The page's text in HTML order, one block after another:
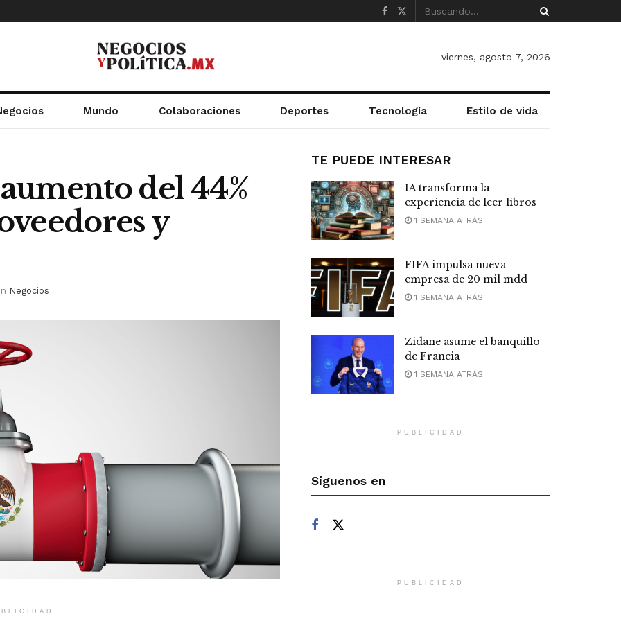
viernes, agosto 7, 2026
Mundo Colaboraciones Deportes Tecnología Estilo de vida
del 44%
y
Negocios
TE PUEDE INTERESAR
IA transforma la
experiencia de leer libros
1 SEMANA ATRÁS
FIFA impulsa nueva
empresa de 20 mil mdd
1 SEMANA ATRÁS
Zidane asume el banquillo
de Francia
1 SEMANA ATRÁS
PUBLICIDAD
Síguenos en
PUBLICIDAD